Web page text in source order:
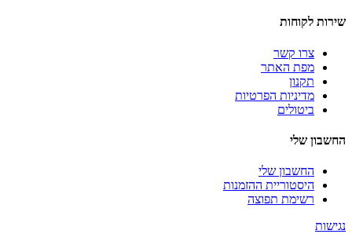
שירות לקוחות
צרו קשר
מפת האתר
תקנון
מדיניות הפרטיות
ביטולים
החשבון שלי
החשבון שלי
היסטוריית ההזמנות
רשימת תפוצה
נגישות